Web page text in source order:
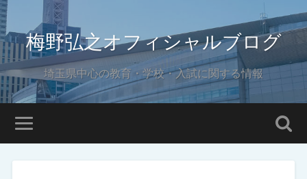
梅野弘之オフィシャルブログ
埼玉県中心の教育・学校・入試に関する情報